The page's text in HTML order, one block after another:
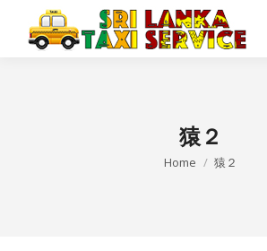
猿２
You are here:
Home 猿２